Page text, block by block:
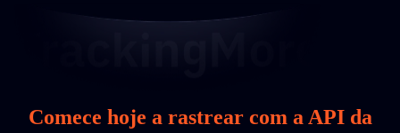
Comece hoje a rastrear com a API da